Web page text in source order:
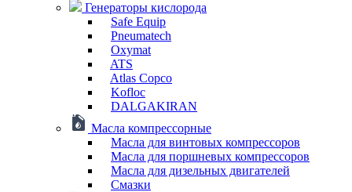
Генераторы кислорода
Safe Equip
Pneumatech
Oxymat
ATS
Atlas Copco
Kofloc
DALGAKIRAN
Масла компрессорные
Масла для винтовых компрессоров
Масла для поршневых компрессоров
Масла для дизельных двигателей
Смазки